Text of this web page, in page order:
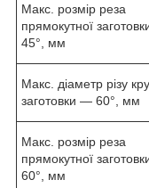
Макс. розмір реза
прямокутної
45°, мм
Макс. діаметр різу
заготовки — 60°, мм
Макс. розмір реза
прямокутної
60°, мм